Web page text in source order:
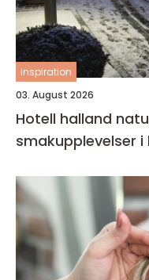
inspiration
03. August 2026
Hotell halland natur, stillhet och
smakupplevelser